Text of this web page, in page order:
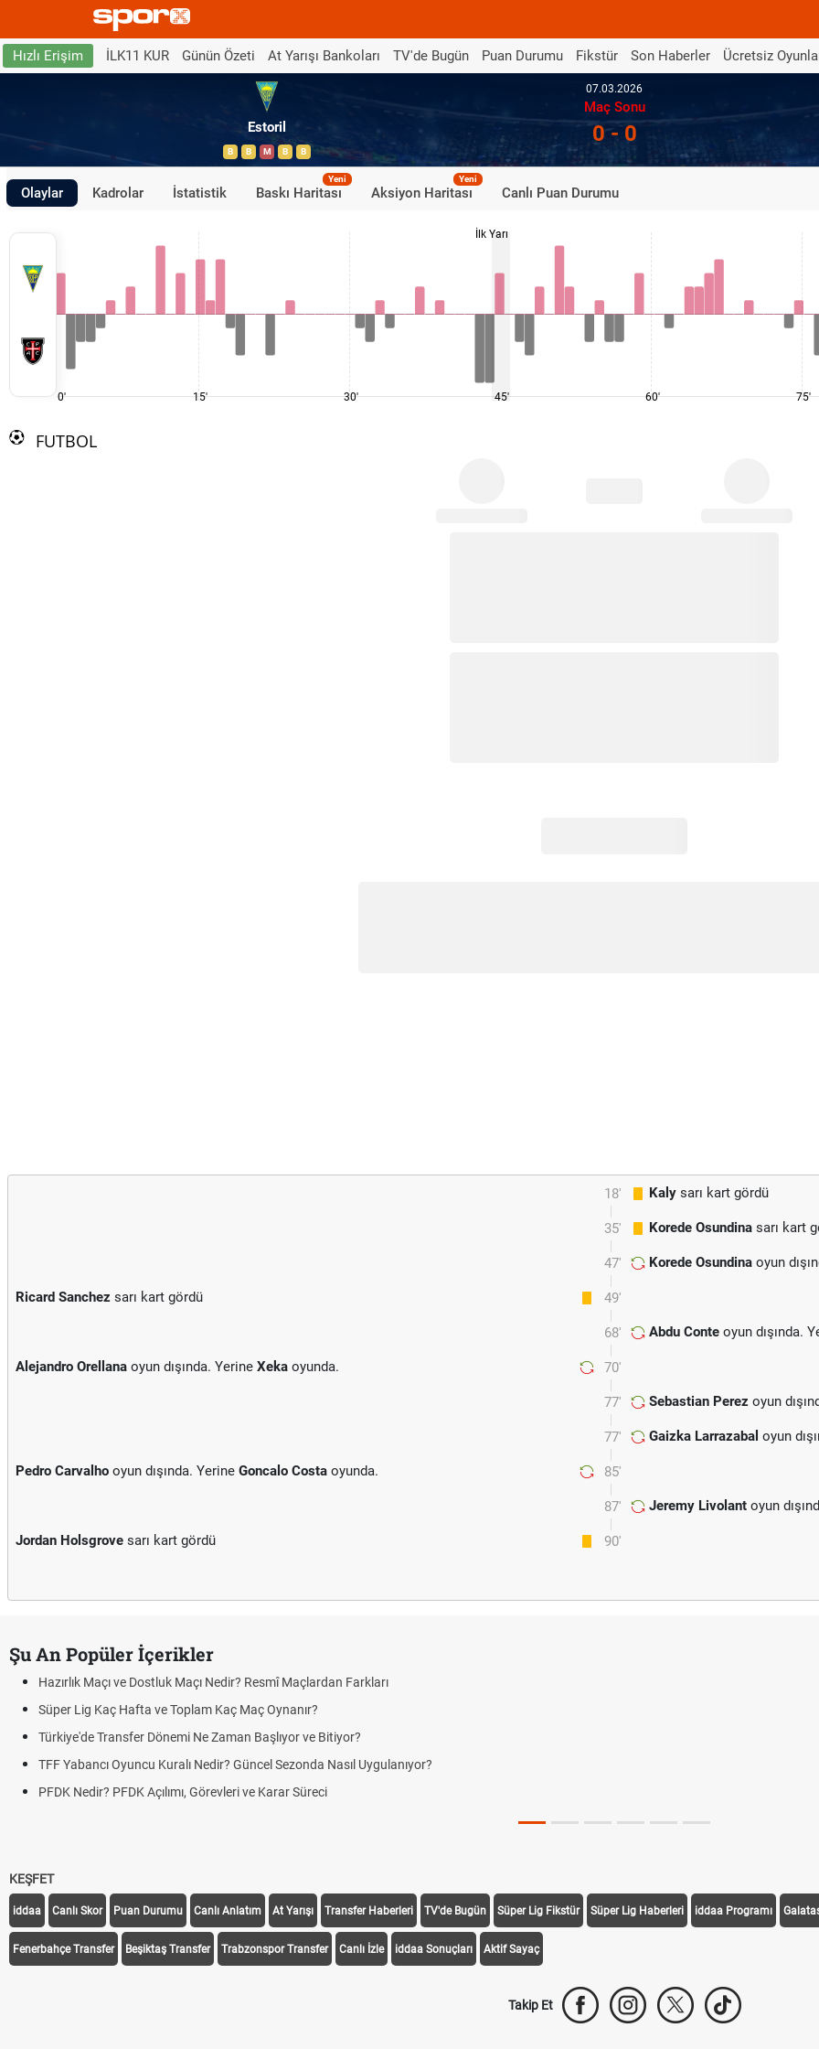
Hızlı Erişim İLK11 KUR Günün Özeti At Yarışı Bankoları TV'de Bugün Puan Durumu Fikstür Son Haberler Ücretsiz
Estoril
B B M B B
07.03.2026
Maç Sonu
0 - 0
Olaylar Kadrolar İstatistik Baskı Haritası
Yeni
Aksiyon Haritası
Yeni
Canlı Puan Durumu
0' 15' 30'
İlk Yarı
45' 60' 75'
FUTBOL
18' Kaly sarı kart gördü
35' Korede Osundina sarı kart
47' Korede Osundina oyun
49'
Ricard Sanchez sarı kart gördü
68' Abdu Conte oyun dışında.
70'
Alejandro Orellana oyun dışında. Yerine Xeka oyunda.
77' Sebastian Perez oyun
77' Gaizka Larrazabal oyun
85'
Pedro Carvalho oyun dışında. Yerine Goncalo Costa oyunda.
87' Jeremy Livolant oyun
90'
Jordan Holsgrove sarı kart gördü
Şu An Popüler İçerikler
Hazırlık Maçı ve Dostluk Maçı Nedir? Resmî Maçlardan Farkları
Süper Lig Kaç Hafta ve Toplam Kaç Maç Oynanır?
Türkiye'de Transfer Dönemi Ne Zaman Başlıyor ve Bitiyor?
TFF Yabancı Oyuncu Kuralı Nedir? Güncel Sezonda Nasıl Uygulanıyor?
PFDK Nedir? PFDK Açılımı, Görevleri ve Karar Süreci
KEŞFET
iddaa Canlı Skor Puan Durumu Canlı Anlatım At Yarışı Transfer Haberleri TV'de Bugün Süper Lig Fikstür Süper Lig Haberleri iddaa Programı
Fenerbahçe Transfer Beşiktaş Transfer Trabzonspor Transfer Canlı İzle iddaa Sonuçları Aktif Sayaç
Takip Et